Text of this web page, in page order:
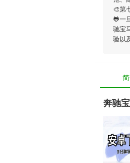
🎨第
🐸一
驰宝
验以
奔驰